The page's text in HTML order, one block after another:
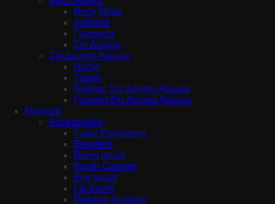
Body Mists
Ανδρικά
Γυναικεία
Σετ Δώρου
Σετ Δώρου Άρωμα
Home
Travel
Άνδρας Σετ Δώρου Άρωμα
Γυναίκα Σετ Δώρου Άρωμα
Μακιγιάζ
Accessories
False Eyelashes
Blenders
Blush brush
Brush Cleaner
Eye brush
Lip brush
Makeup brushes